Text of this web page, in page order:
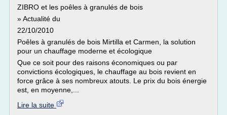
ZIBRO et les poêles à granulés de bois
» Actualité du
22/10/2010
Poêles à granulés de bois Mirtilla et Carmen, la solution
pour un chauffage moderne et écologique
Que ce soit pour des raisons économiques ou par
convictions écologiques, le chauffage au bois revient en
force grâce à ses nombreux atouts. Le prix du bois énergie
est, en moyenne,...
Lire la suite